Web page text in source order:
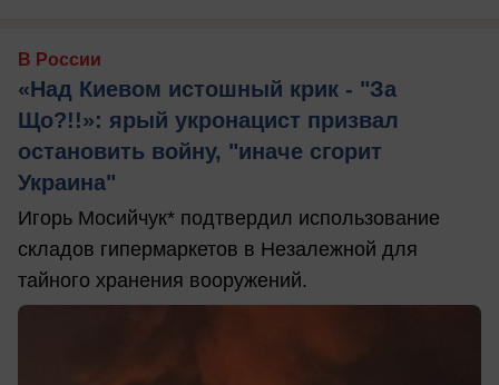
В России
«Над Киевом истошный крик - "За
Що?!!»: ярый укронацист призвал
остановить войну, "иначе сгорит
Украина"
Игорь Мосийчук* подтвердил использование
складов гипермаркетов в Незалежной для
тайного хранения вооружений.